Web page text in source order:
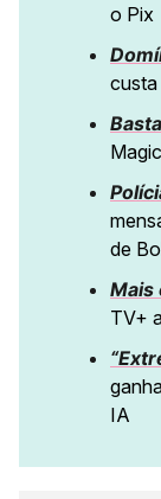
o Pix
custa
de
Mais
TV+
IA